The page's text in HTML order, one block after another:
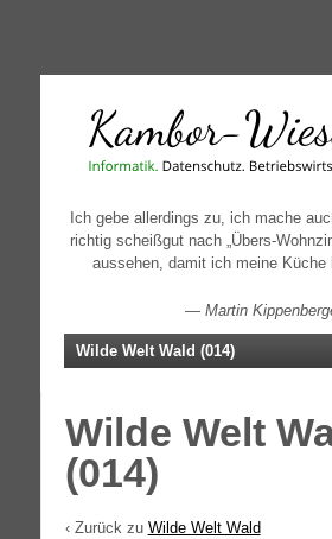
↓
CONTENT
Ich gebe allerdings zu, ich mache
richtig scheißgut nach „Übers-
aussehen, damit ich meine Küche
— Martin
Wilde Welt Wald (014)
Wilde Welt
(014)
‹ Zurück zu Wilde Welt Wald